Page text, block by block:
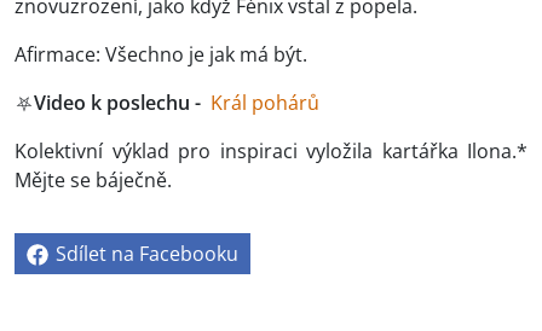
znovuzrození, jako když Fénix vstal z popela.
Afirmace: Všechno je jak má být.
⛧Video k poslechu - Král pohárů
Kolektivní výklad pro inspiraci vyložila kartářka Ilona.*
Mějte se báječně.
Sdílet na Facebooku